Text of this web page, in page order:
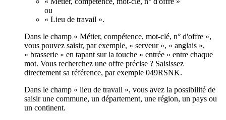
ou
« Lieu de travail ».
Dans le champ « Métier, compétence, mot-clé, n° d'offre »,
vous pouvez saisir, par exemple, « serveur », « anglais »,
« brasserie » en tapant sur la touche « entrée » entre chaque
mot. Vous recherchez une offre précise ? Saisissez
directement sa référence, par exemple 049RSNK.
Dans le champ « lieu de travail », vous avez la possibilité de
saisir une commune, un département, une région, un pays ou
un continent.